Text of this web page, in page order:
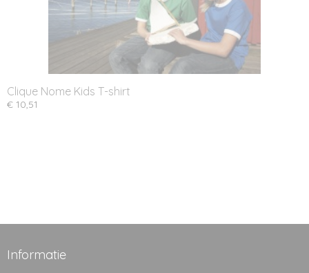
Clique Nome Kids T-shirt
€ 10,51
Informatie